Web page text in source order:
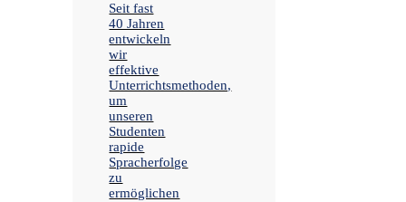
Seit fast
40 Jahren
entwickeln
wir
effektive
Unterrichtsmethoden,
um
unseren
Studenten
rapide
Spracherfolge
zu
ermöglichen